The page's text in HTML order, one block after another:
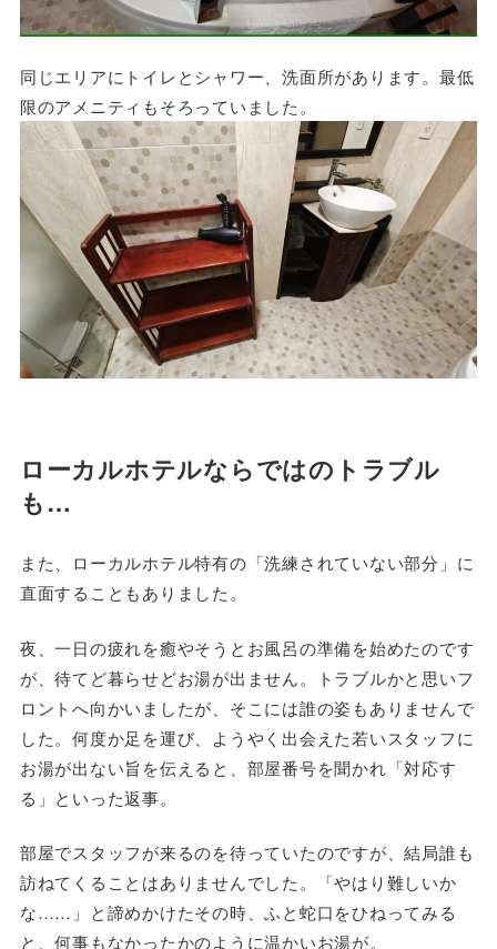
同じエリアにトイレとシャワー、洗面所があります。最低
限のアメニティもそろっていました。
ローカルホテルならではのトラブル
も…
また、ローカルホテル特有の「洗練されていない部分」に
直面することもありました。
夜、一日の疲れを癒やそうとお風呂の準備を始めたのです
が、待てど暮らせどお湯が出ません。トラブルかと思いフ
ロントへ向かいましたが、そこには誰の姿もありませんで
した。何度か足を運び、ようやく出会えた若いスタッフに
お湯が出ない旨を伝えると、部屋番号を聞かれ「対応す
る」といった返事。
部屋でスタッフが来るのを待っていたのですが、結局誰も
訪ねてくることはありませんでした。「やはり難しいか
な……」と諦めかけたその時、ふと蛇口をひねってみる
と、何事もなかったかのように温かいお湯が。